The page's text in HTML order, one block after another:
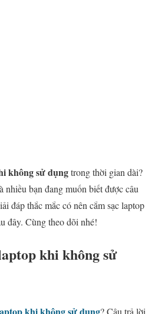
không sử dụngtrong thời gian dài?
nhiều bạn đang muốn biết được câu
đáp thắc mắc có nên cắm sạc laptop
đây. Cùng theo dõi nhé!
khi không sử
khi không sử dụng? Câu trả lời